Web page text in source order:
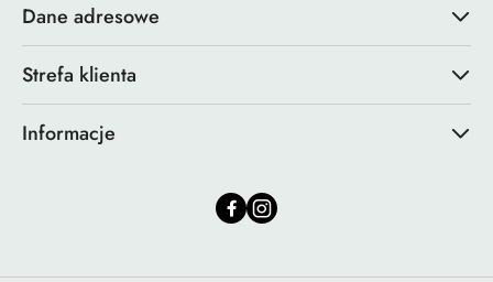
Dane adresowe
Strefa klienta
Informacje